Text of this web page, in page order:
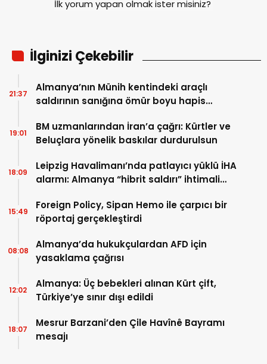
İlk yorum yapan olmak ister misiniz?
İlginizi Çekebilir
Almanya’nın Münih kentindeki araçlı
saldırının sanığına ömür boyu hapis
21:37
BM uzmanlarından İran’a çağrı: Kürtler ve
Beluçlara yönelik baskılar durdurulsun
19:01
Leipzig Havalimanı’nda patlayıcı yüklü İHA
alarmı: Almanya “hibrit saldırı” ihtimali
18:09
Foreign Policy, Sipan Hemo ile çarpıcı bir
röportaj gerçekleştirdi
15:49
Almanya’da hukukçulardan AFD için
yasaklama çağrısı
08:08
Almanya: Üç bebekleri alınan Kürt çift,
Türkiye’ye sınır dışı edildi
12:02
Mesrur Barzani’den Çile Havînê Bayramı
mesajı
18:07